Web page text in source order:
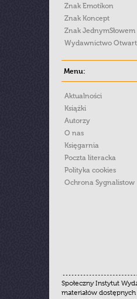
Znak Emotikon
Znak Koncept
Znak JednymSłowem
Wydawnictwo
Menu:
Aktualności
Książki
Autorzy
O nas
Księgarnia
Poczta literacka
Polityka cookies
Ochrona Sygnalistow
Społeczny Instytut
materiałów